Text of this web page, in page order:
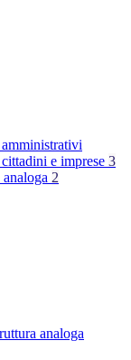
e imprese 3
2
analoga